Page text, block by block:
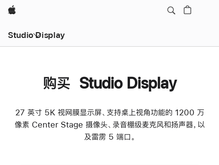
Apple
Studio Display
购买 Studio Display
27 英寸 5K 视网膜显示屏、支持桌上视角功能的 1200 万
像素 Center Stage 摄像头、录音棚级麦克风和扬声器，以
及雷雳 5 端口。